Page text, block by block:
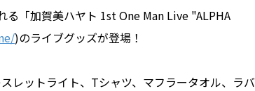
る「加賀美ハヤト 1st One Man Live "ALPHA
)のライブグッズが登場！
レットライト、Tシャツ、マフラータオル、ラバ